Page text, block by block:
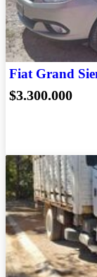
Fiat Grand
$3.300.000